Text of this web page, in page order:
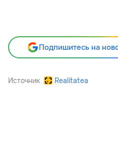
Подпишитесь на
Источник Realitatea